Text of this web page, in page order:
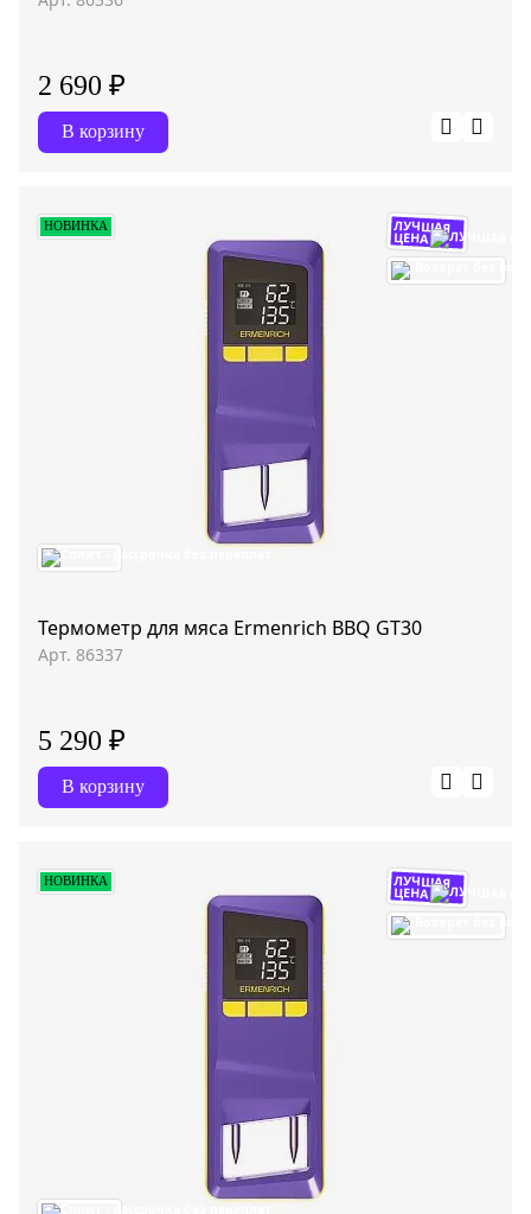
2 690 ₽
В корзину
НОВИНКА ЛУЧШАЯ
ЦЕНА
Термометр для мяса Ermenrich BBQ GT30
Арт. 86337
5 290 ₽
В корзину
НОВИНКА ЛУЧШАЯ
ЦЕНА